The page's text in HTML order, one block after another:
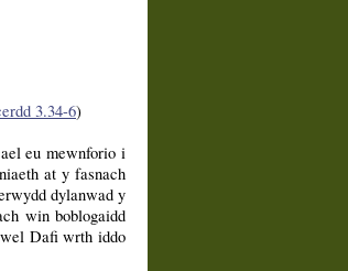
3.34-6)
eu mewnforio i
at y fasnach
dylanwad y
win boblogaidd
Dafi wrth iddo